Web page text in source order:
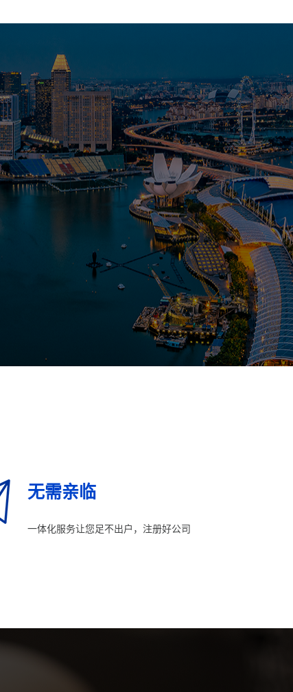
无需亲临
一体化服务让您足不出户，注册好公司